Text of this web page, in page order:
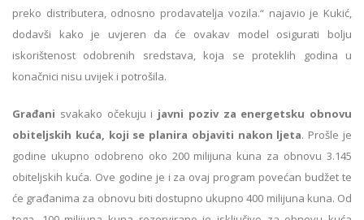
preko distributera, odnosno prodavatelja vozila.“ najavio je Kukić,
dodavši kako je uvjeren da će ovakav model osigurati bolju
iskorištenost odobrenih sredstava, koja se proteklih godina u
konačnici nisu uvijek i potrošila.
Građani svakako očekuju i javni poziv za energetsku obnovu
obiteljskih kuća, koji se planira objaviti nakon ljeta. Prošle je
godine ukupno odobreno oko 200 milijuna kuna za obnovu 3.145
obiteljskih kuća. Ove godine je i za ovaj program povećan budžet te
će građanima za obnovu biti dostupno ukupno 400 milijuna kuna. Od